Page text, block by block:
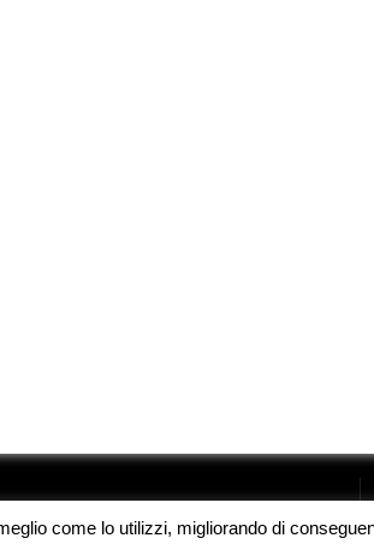
come lo utilizzi, migliorando di